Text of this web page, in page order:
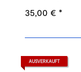
35,00 € *
AUSVERKAUFT